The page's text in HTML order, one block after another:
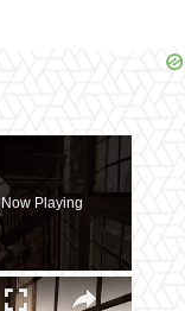
Now Playing
×